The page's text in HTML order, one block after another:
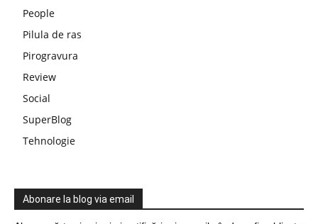
People
Pilula de ras
Pirogravura
Review
Social
SuperBlog
Tehnologie
Abonare la blog via email